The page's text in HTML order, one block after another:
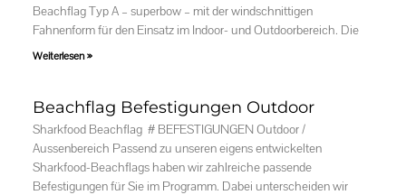
Beachflag Typ A – superbow – mit der windschnittigen
Fahnenform für den Einsatz im Indoor- und Outdoorbereich. Die
Weiterlesen »
Beachflag Befestigungen Outdoor
Sharkfood Beachflag # BEFESTIGUNGEN Outdoor /
Aussenbereich Passend zu unseren eigens entwickelten
Sharkfood-Beachflags haben wir zahlreiche passende
Befestigungen für Sie im Programm. Dabei unterscheiden wir